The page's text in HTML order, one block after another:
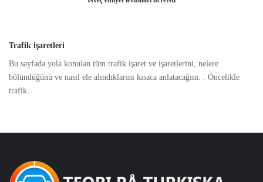
Trafik işaretleri
Bu sayfada yola konulan tüm trafik işaret ve işaretlerini, nelere
bölündüğünü ve nasıl ele alındıklarını kısaca anlatacağım. . Öncelikle
trafik…